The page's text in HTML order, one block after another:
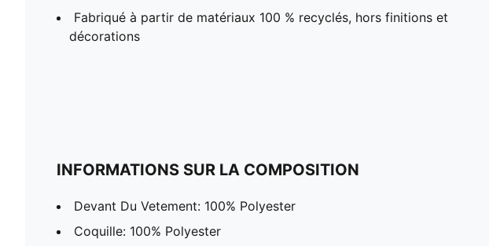
Fabriqué à partir de matériaux 100 % recyclés, hors finitions et
décorations
INFORMATIONS SUR LA COMPOSITION
Devant Du Vetement: 100% Polyester
Coquille: 100% Polyester